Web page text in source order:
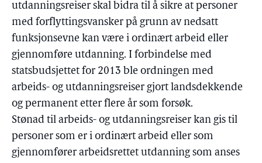
utdanningsreiser skal bidra til å sikre at personer
med forflyttingsvansker på grunn av nedsatt
funksjonsevne kan være i ordinært arbeid eller
gjennomføre utdanning. I forbindelse med
statsbudsjettet for 2013 ble ordningen med
arbeids- og utdanningsreiser gjort landsdekkende
og permanent etter flere år som forsøk.
Stønad til arbeids- og utdanningsreiser kan gis til
personer som er i ordinært arbeid eller som
gjennomfører arbeidsrettet utdanning som anses